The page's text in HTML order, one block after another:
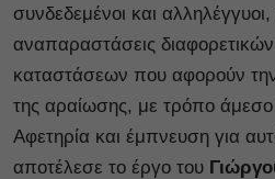
συνδεδεμένοι και
αναπαραστάσεις διαφορετικών
καταστάσεων που αφορούν
της αραίωσης, με τρόπο άμεσο
Αφετηρία και έμπνευση για
αποτέλεσε το έργο του